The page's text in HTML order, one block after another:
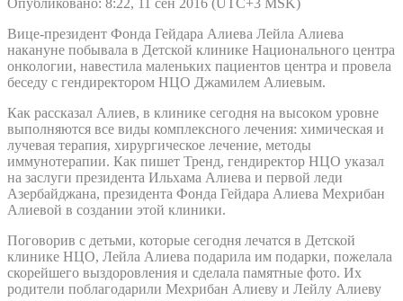
Вице-президент Фонда Гейдара Алиева Лейла Алиева
накануне побывала в Детской клинике Национального центра
онкологии, навестила маленьких пациентов центра и провела
беседу с гендиректором НЦО Джамилем Алиевым.
Как рассказал Алиев, в клинике сегодня на высоком уровне
выполняются все виды комплексного лечения: химическая и
лучевая терапия, хирургическое лечение, методы
иммунотерапии. Как пишет Тренд, гендиректор НЦО указал
на заслуги президента Ильхама Алиева и первой леди
Азербайджана, президента Фонда Гейдара Алиева Мехрибан
Алиевой в создании этой клиники.
Поговорив с детьми, которые сегодня лечатся в Детской
клинике НЦО, Лейла Алиева подарила им подарки, пожелала
скорейшего выздоровления и сделала памятные фото. Их
родители поблагодарили Мехрибан Алиеву и Лейлу Алиеву